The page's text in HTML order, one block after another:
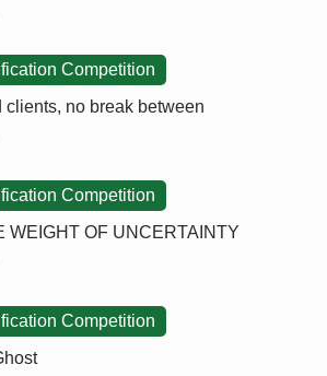
Competition
clients, no break between
Competition
WEIGHT OF UNCERTAINTY
Competition